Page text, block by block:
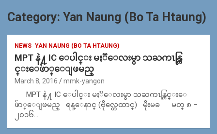
Category: Yan Naung (Bo Ta Htaung)
NEWS YAN NAUNG (BO TA HTAUNG)
MPT နဲ႔ IC ေပါင္း မႏၱေလးမွာ သႀကၤန္တြ
င္းေဖ်ာ္ေျဖမည္
March 8, 2016 mmk-yangon
MPT နဲ႔ IC ေပါင္း မႏၱေလးမွာ သႀကၤန္တြင္းေ
ဖ်ာ္ေျဖမည္ ရန္ေနာင္ (ဗိုလ္တေထာင္) မိုးမခ မတ္ ၈ –
၂၀၁၆…